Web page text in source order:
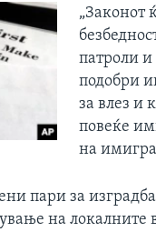
„Законот
патроли
подобри
за влез и
повеќе
на
пари за
на локалните